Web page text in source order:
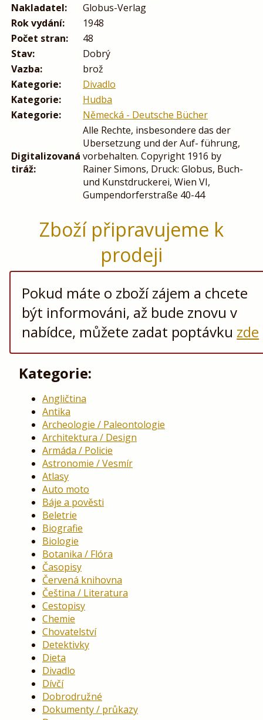
Nakladatel:
Globus-Verlag
Rok vydání:
1948
Počet stran:
48
Stav:
Dobrý
Vazba:
brož
Kategorie:
Divadlo
Kategorie:
Hudba
Kategorie:
Německá - Deutsche Bücher
Digitalizovaná
tiráž:
Alle Rechte, insbesondere das der
Ubersetzung und der Auf- führung,
vorbehalten. Copyright 1916 by
Rainer Simons, Druck: Globus, Buch-
und Kunstdruckerei, Wien VI,
Gumpendorferstraße 40-44
Zboží připravujeme k
prodeji
Pokud máte o zboží zájem a chcete
být informováni, až bude znovu v
nabídce, můžete zadat poptávku zde
Kategorie:
Angličtina
Antika
Archeologie / Paleontologie
Architektura / Design
Armáda / Policie
Astronomie / Vesmír
Atlasy
Auto moto
Báje a pověsti
Beletrie
Biografie
Biologie
Botanika / Flóra
Časopisy
Červená knihovna
Čeština / Literatura
Cestopisy
Chemie
Chovatelství
Detektivky
Dieta
Divadlo
Dívčí
Dobrodružné
Dokumenty / průkazy